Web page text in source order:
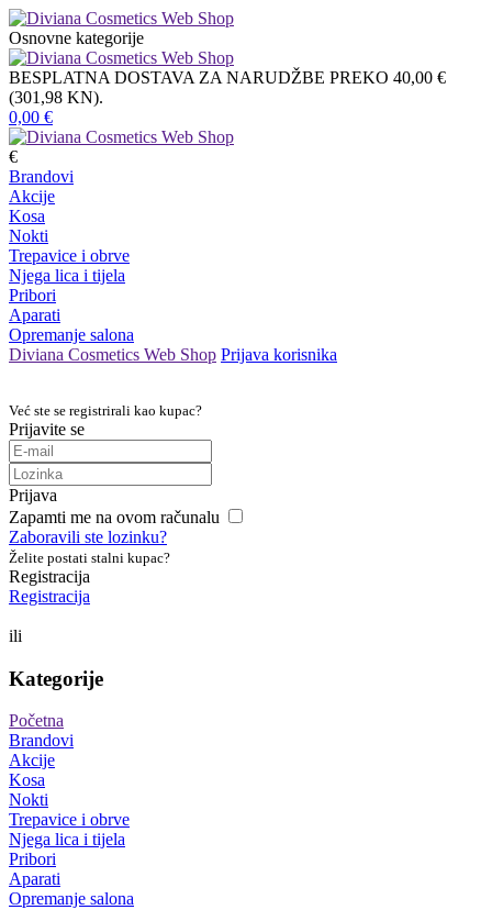
Osnovne kategorije
BESPLATNA DOSTAVA ZA NARUDŽBE PREKO 40,00 €
(301,98 KN).
0,00 €
€
Brandovi
Akcije
Kosa
Nokti
Trepavice i obrve
Njega lica i tijela
Pribori
Aparati
Opremanje salona
Diviana Cosmetics Web Shop Prijava korisnika
Već ste se registrirali kao kupac?
Prijavite se
Prijava
Zapamti me na ovom računalu
Zaboravili ste lozinku?
Želite postati stalni kupac?
Registracija
Registracija
ili
Kategorije
Početna
Brandovi
Akcije
Kosa
Nokti
Trepavice i obrve
Njega lica i tijela
Pribori
Aparati
Opremanje salona